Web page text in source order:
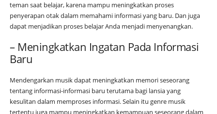
teman saat belajar, karena mampu meningkatkan proses
penyerapan otak dalam memahami informasi yang baru. Dan juga
dapat menjadikan proses belajar Anda menjadi menyenangkan.
– Meningkatkan Ingatan Pada Informasi
Baru
Mendengarkan musik dapat meningkatkan memori seseorang
tentang informasi-informasi baru terutama bagi lansia yang
kesulitan dalam memproses informasi. Selain itu genre musik
tertentu juga mampu meningkatkan kemampuan seseorang dalam